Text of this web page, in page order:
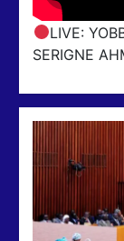
LIVE:
SERIGNE